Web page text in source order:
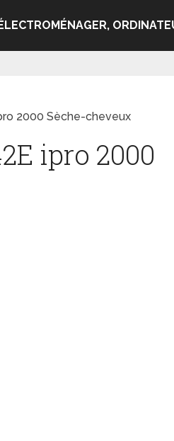
2000 Sèche-cheveux
ipro 2000